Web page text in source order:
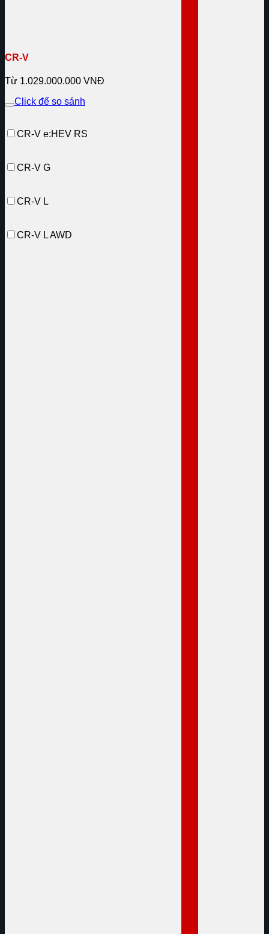
CR-V
Từ 1.029.000.000 VNĐ
Click để so sánh
CR-V e:HEV RS
CR-V G
CR-V L
CR-V L AWD